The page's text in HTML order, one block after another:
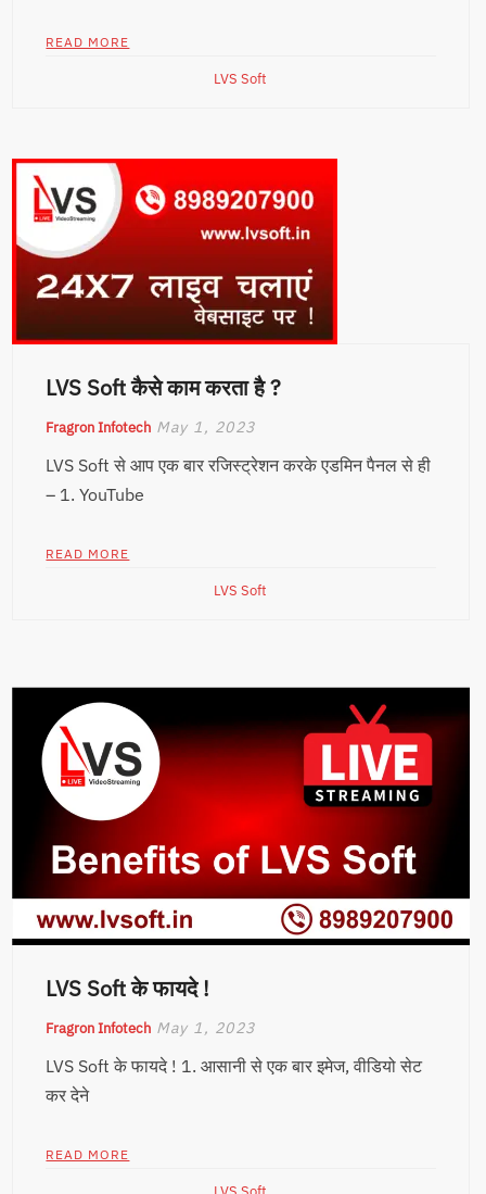
READ MORE
LVS Soft
LVS Soft कैसे काम करता है ?
Fragron Infotech May 1, 2023
LVS Soft से आप एक बार रजिस्ट्रेशन करके एडमिन पैनल से ही
– 1. YouTube
READ MORE
LVS Soft
LVS Soft के फायदे !
Fragron Infotech May 1, 2023
LVS Soft के फायदे ! 1. आसानी से एक बार इमेज, वीडियो सेट
कर देने
READ MORE